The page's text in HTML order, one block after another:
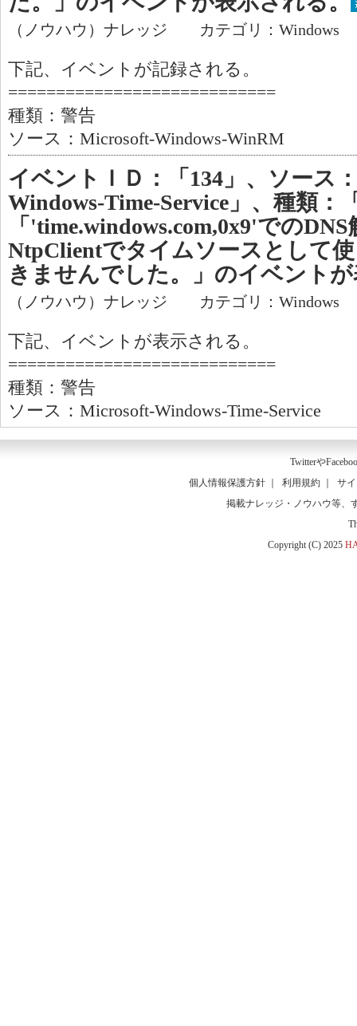
（ノウハウ）ナレッジ カテゴリ：Windows
下記、イベントが記録される。
============================
種類：警告
ソース：Microsoft-Windows-WinRM
イベントＩＤ：「134」、ソース
Windows-Time-Service」、種類：
「'time.windows.com,0x9'での
NtpClientでタイムソースとして
きませんでした。」のイベント
（ノウハウ）ナレッジ カテゴリ：Windows
下記、イベントが表示される。
============================
種類：警告
ソース：Microsoft-Windows-Time-Service
Twitterや
個人情報保護方針
利用規約
サ
掲載ナレッジ・ノウハウ等、
Copyright (C) 2025